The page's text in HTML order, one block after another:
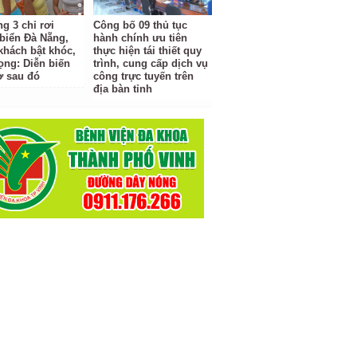
3 chỉ rơi
Đà Nẵng,
bật khóc,
Diễn biến
sau đó
Công bố 09 thủ tục
hành chính ưu tiên
thực hiện tái thiết quy
trình, cung cấp dịch vụ
công trực tuyến trên
địa bàn tỉnh